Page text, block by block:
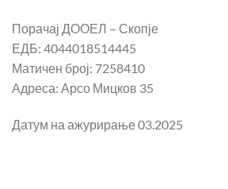
Порачај ДООЕЛ – Скопје
ЕДБ: 4044018514445
Матичен број: 7258410
Адреса: Арсо Мицков 35
Датум на ажурирање 03.2025